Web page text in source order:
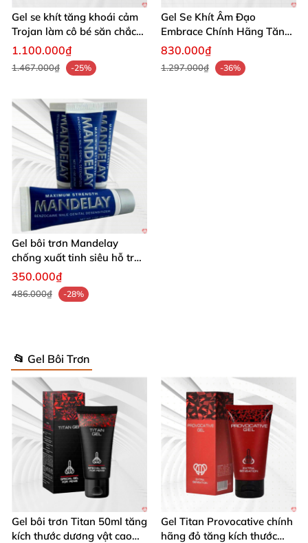
Gel se khít tăng khoái cảm
Trojan làm cô bé săn chắc
nữ
1.100.000₫
1.467.000₫ -25%
Gel Se Khít Âm Đạo
Embrace Chính Hãng Tăng
Độ Khít Tự Nhiên
830.000₫
1.297.000₫ -36%
Gel bôi trơn Mandelay
chống xuất tinh siêu hỗ trợ
sinh lý nam
350.000₫
486.000₫ -28%
📂 Gel Bôi Trơn
Gel bôi trơn Titan 50ml tăng
kích thước dương vật cao
Gel Titan Provocative chính
hãng đỏ tăng kích thước